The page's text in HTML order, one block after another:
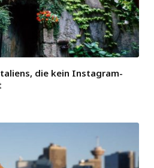
die kein Instagram-